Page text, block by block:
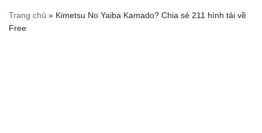
Trang chủ » Kimetsu No Yaiba Kamado? Chia sẻ 211 hình tải về
Free